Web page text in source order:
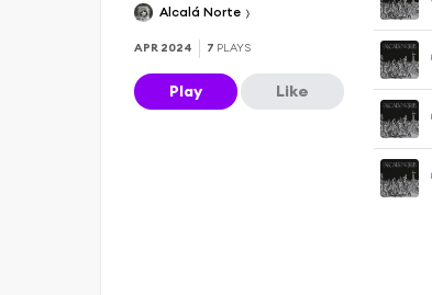
Alcalá Norte
APR 2024 7 PLAYS
Play Like